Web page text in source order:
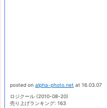
posted on alpha-photo.net at 16.03.07
ロジクール (2010-08-20)
売り上げランキング: 163